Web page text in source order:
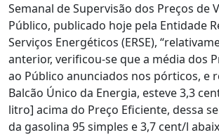
Semanal de Supervisão dos Preços de
Público, publicado hoje pela Entidade
Serviços Energéticos (ERSE),
anterior, verificou-se que a média dos
ao Público anunciados nos pórticos, e
Balcão Único da Energia, esteve 3,3
litro] acima do Preço Eficiente, dessa
da gasolina 95 simples e 3,7 cent/l